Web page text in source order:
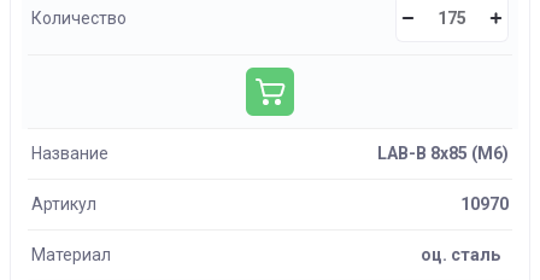
Количество
Название LAB-B 8х85 (М6)
Артикул 10970
Материал оц. сталь